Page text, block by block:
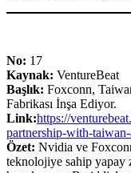
No: 17
Kaynak: VentureBeat
Başlık: Foxconn,
Fabrikası İnşa Ediyor.
Link:https://
partnership-with-
Özet: Nvidia ve
teknolojiye sahip yapay